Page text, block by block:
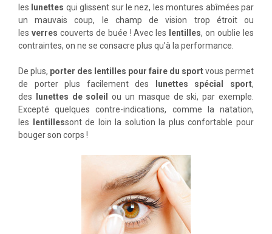
les lunettes qui glissent sur le nez, les montures abîmées par
un mauvais coup, le champ de vision trop étroit ou
les verres couverts de buée ! Avec les lentilles, on oublie les
contraintes, on ne se consacre plus qu’à la performance.
De plus, porter des lentilles pour faire du sportvous permet
de porter plus facilement des
lunettes spécial sport,
des
lunettes de soleil
ou un masque de ski, par exemple.
Excepté quelques contre-indications, comme la natation,
les
lentillessont de loin la solution la plus confortable pour
bouger son corps !